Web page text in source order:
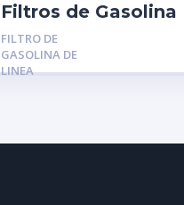
Filtros de Gasolina
MGR-1588: FILTRO
GASOLINA FORD
SIERRA – CJ10 –
FILTRO DE
GASOLINA DE
LINEA